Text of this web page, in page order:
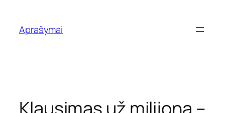
turinio
Aprašymai